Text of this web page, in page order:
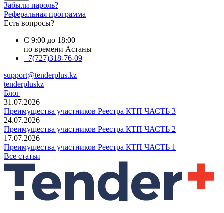
Забыли пароль?
Реферальная программа
Есть вопросы?
С 9:00 до 18:00
по времени Астаны
+7(727)318-76-09
support@tenderplus.kz
tenderpluskz
Блог
31.07.2026
Преимущества участников Реестра КТП ЧАСТЬ 3
24.07.2026
Преимущества участников Реестра КТП ЧАСТЬ 2
17.07.2026
Преимущества участников Реестра КТП ЧАСТЬ 1
Все статьи